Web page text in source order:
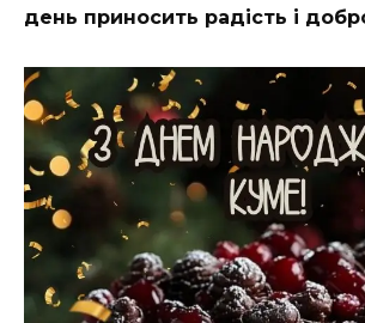
день приносить радість і